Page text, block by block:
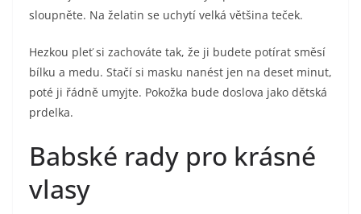
sloupněte. Na želatin se uchytí velká většina teček.
Hezkou pleť si zachováte tak, že ji budete potírat směsí
bílku a medu. Stačí si masku nanést jen na deset minut,
poté ji řádně umyjte. Pokožka bude doslova jako dětská
prdelka.
Babské rady pro krásné
vlasy